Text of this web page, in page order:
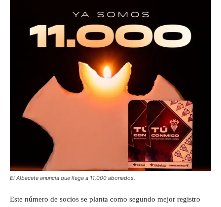
El Albacete anuncia que llega a 11.000 abonados.
Este número de socios se planta como segundo mejor registro